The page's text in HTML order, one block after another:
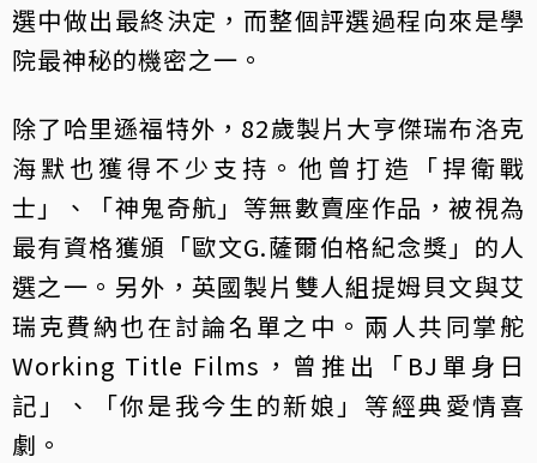
選中做出最終決定，而整個評選過程向來是學
院最神秘的機密之一。
除了哈里遜福特外，82歲製片大亨傑瑞布洛克
海默也獲得不少支持。他曾打造「捍衛戰
士」、「神鬼奇航」等無數賣座作品，被視為
最有資格獲頒「歐文G.薩爾伯格紀念獎」的人
選之一。另外，英國製片雙人組提姆貝文與艾
瑞克費納也在討論名單之中。兩人共同掌舵
Working Title Films，曾推出「BJ單身日
記」、「你是我今生的新娘」等經典愛情喜
劇。